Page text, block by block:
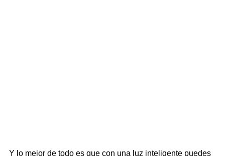
Y lo mejor de todo es que con una luz inteligente puedes